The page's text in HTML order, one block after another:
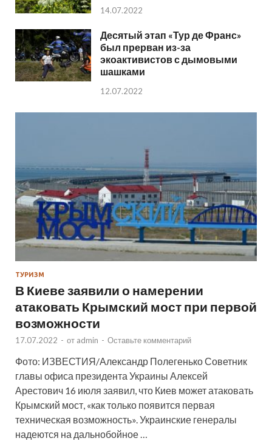
14.07.2022
Десятый этап «Тур де Франс»
был прерван из-за
экоактивистов с дымовыми
шашками
12.07.2022
ТУРИЗМ
В Киеве заявили о намерении
атаковать Крымский мост при первой
возможности
17.07.2022 - от admin - Оставьте комментарий
Фото: ИЗВЕСТИЯ/Александр Полегенько Советник
главы офиса президента Украины Алексей
Арестович 16 июля заявил, что Киев может атаковать
Крымский мост, «как только появится первая
техническая возможность». Украинские генералы
надеются на дальнобойное …